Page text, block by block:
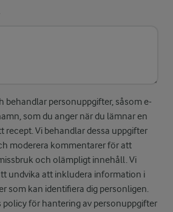
behandlar personuppgifter, såsom e-
som du anger när du lämnar en
recept. Vi behandlar dessa uppgifter
moderera kommentarer för att
och olämpligt innehåll. Vi
undvika att inkludera information i
som kan identifiera dig personligen.
policy för hantering av personuppgifter